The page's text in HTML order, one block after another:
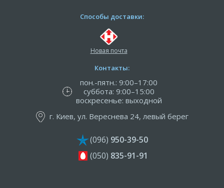
Способы доставки:
Новая почта
Контакты:
пон.-пятн.: 9:00–17:00
суббота: 9:00–15:00
воскресенье: выходной
г. Киев, ул. Вереснева 24, левый берег
(096) 950-39-50
(050) 835-91-91